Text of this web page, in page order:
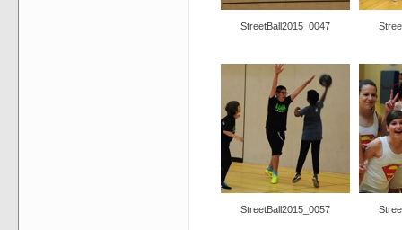
StreetBall2015_0047
StreetBall2015_0057